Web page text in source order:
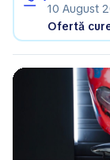
10 August
Ofertă